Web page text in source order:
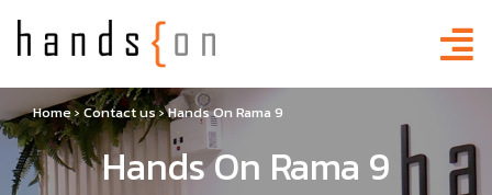
Home› Contact us›Hands On Rama 9
Hands On Rama 9